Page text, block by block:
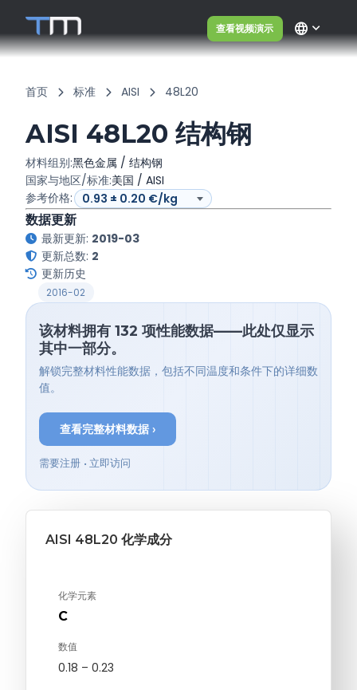
查看视频演示 language
首页 标准 AISI 48L20
AISI 48L20 结构钢
材料组别:黑色金属 / 结构钢
国家与地区/标准:美国 / AISI
参考价格:
数据更新
最新更新: 2019-03
更新总数: 2
更新历史
2016-02
该材料拥有 132 项性能数据——此处仅显示
其中一部分。
解锁完整材料性能数据，包括不同温度和条件下的详细数
值。
查看完整材料数据 ›
需要注册 • 立即访问
AISI 48L20 化学成分
化学元素
C
数值
0.18 – 0.23